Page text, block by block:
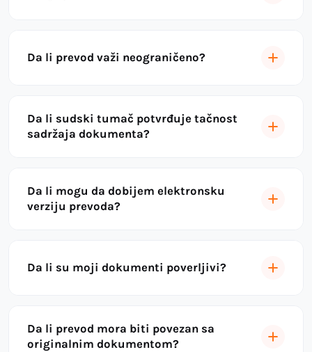
Da li prevod važi neograničeno?
Da li sudski tumač potvrđuje tačnost
sadržaja dokumenta?
Da li mogu da dobijem elektronsku
verziju prevoda?
Da li su moji dokumenti poverljivi?
Da li prevod mora biti povezan sa
originalnim dokumentom?